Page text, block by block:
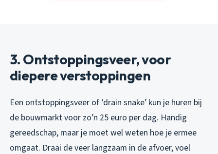
3. Ontstoppingsveer, voor
diepere verstoppingen
Een ontstoppingsveer of ‘drain snake’ kun je huren bij
de bouwmarkt voor zo’n 25 euro per dag. Handig
gereedschap, maar je moet wel weten hoe je ermee
omgaat. Draai de veer langzaam in de afvoer, voel